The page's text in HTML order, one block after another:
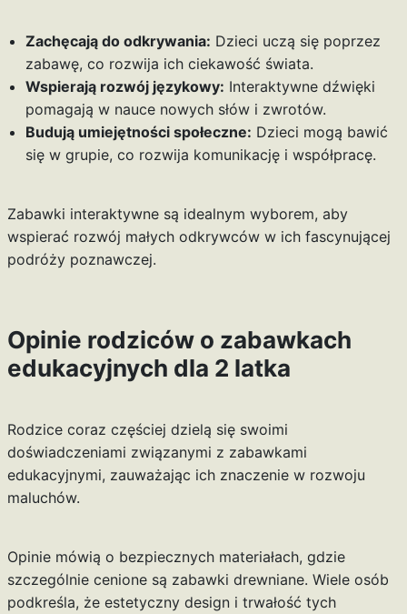
Zachęcają do odkrywania: Dzieci uczą się poprzez
zabawę, co rozwija ich ciekawość świata.
Wspierają rozwój językowy: Interaktywne dźwięki
pomagają w nauce nowych słów i zwrotów.
Budują umiejętności społeczne: Dzieci mogą bawić
się w grupie, co rozwija komunikację i współpracę.
Zabawki interaktywne są idealnym wyborem, aby
wspierać rozwój małych odkrywców w ich fascynującej
podróży poznawczej.
Opinie rodziców o zabawkach
edukacyjnych dla 2 latka
Rodzice coraz częściej dzielą się swoimi
doświadczeniami związanymi z zabawkami
edukacyjnymi, zauważając ich znaczenie w rozwoju
maluchów.
Opinie mówią o bezpiecznych materiałach, gdzie
szczególnie cenione są zabawki drewniane. Wiele osób
podkreśla, że estetyczny design i trwałość tych